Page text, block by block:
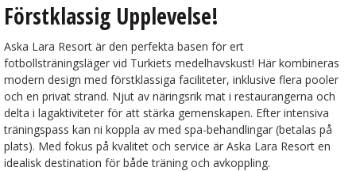
Förstklassig Upplevelse!
Aska Lara Resort är den perfekta basen för ert
fotbollsträningsläger vid Turkiets medelhavskust! Här kombineras
modern design med förstklassiga faciliteter, inklusive flera pooler
och en privat strand. Njut av näringsrik mat i restaurangerna och
delta i lagaktiviteter för att stärka gemenskapen. Efter intensiva
träningspass kan ni koppla av med spa-behandlingar (betalas på
plats). Med fokus på kvalitet och service är Aska Lara Resort en
idealisk destination för både träning och avkoppling.